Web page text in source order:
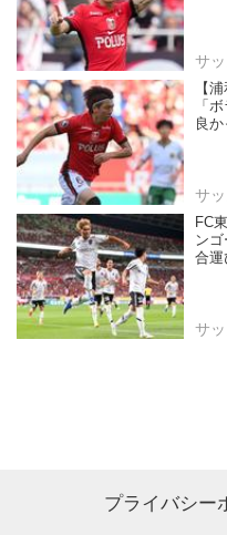
サ
【
「
良
サ
FC
ン
合
サ
プライバシー